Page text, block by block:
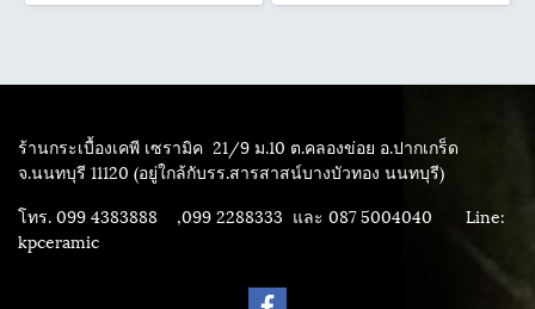
ร้านกระเบื้องเคพี เซรามิค 21/9 ม.10 ต.คลองข่อย อ.ปากเกร็ด
จ.นนทบุรี 11120 (อยู่ใกล้กับรร.สารสาสน์บางบัวทอง นนทบุรี)
โทร. 099 4383888 ,099 2288333 และ 087 5004040 Line:
kpceramic